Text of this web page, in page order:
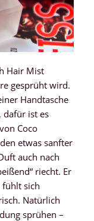
Hair Mist
gesprüht wird.
Handtasche
dafür ist es
Coco
etwas sanfter
auch nach
riecht. Er
fühlt sich
Natürlich
sprühen –